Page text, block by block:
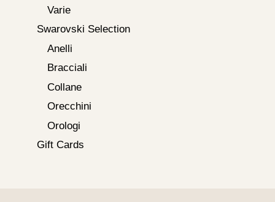
Varie
Swarovski Selection
Anelli
Bracciali
Collane
Orecchini
Orologi
Gift Cards